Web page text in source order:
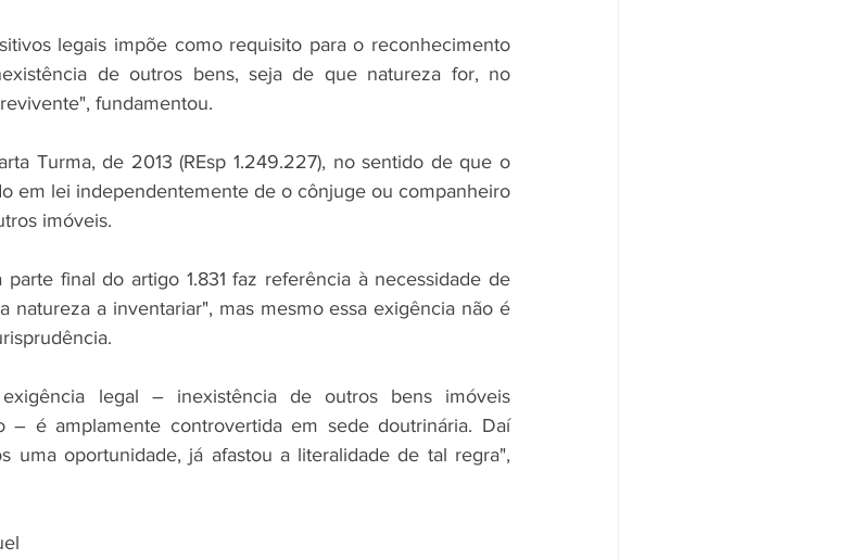
legais impõe como requisito para o reconhecimento
de outros bens, seja de que natureza for, no
fundamentou.
Turma, de 2013 (REsp 1.249.227), no sentido de que o
em lei independentemente de o cônjuge ou companheiro
imóveis.
final do artigo 1.831 faz referência à necessidade de
natureza a inventariar", mas mesmo essa exigência não é
legal – inexistência de outros bens imóveis
– é amplamente controvertida em sede doutrinária. Daí
uma oportunidade, já afastou a literalidade de tal regra",